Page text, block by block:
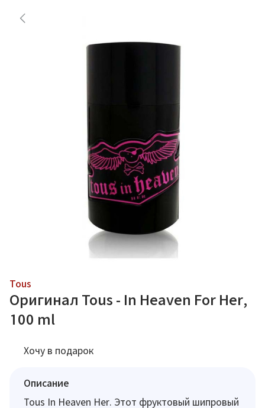
Tous
Оригинал Tous - In Heaven For Her,
100 ml
Хочу в подарок
Описание
Tous In Heaven Her. Этот фруктовый шипровый